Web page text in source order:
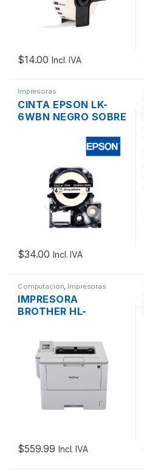
$14.00 Incl. IVA
Impresoras
CINTA EPSON LK-
6WBN NEGRO SOBRE
9MTS. PARA LW-
$34.00 Incl. IVA
Computación Impresoras
IMPRESORA
BROTHER HL-
MONOCROMO,
DUPLEX
AUTOMÁTICO, USB,
LAN, WIFI, HASTA 50
$559.99 Incl. IVA